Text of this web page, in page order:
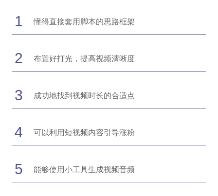
1 懂得直接套用脚本的思路框架
2 布置好打光，提高视频清晰度
3 成功地找到视频时长的合适点
4 可以利用短视频内容引导涨粉
5 能够使用小工具生成视频音频